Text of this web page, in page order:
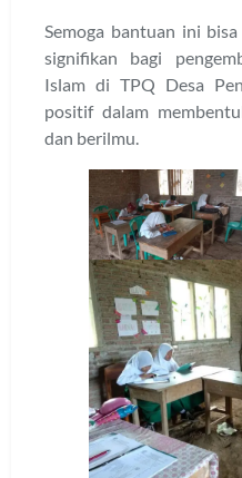
Semoga bantuan ini
signifikan bagi
Islam di TPQ Desa
positif dalam
dan berilmu.